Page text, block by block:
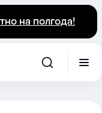
на полгода!